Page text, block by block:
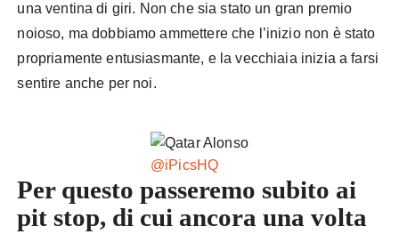
una ventina di giri. Non che sia stato un gran premio
noioso, ma dobbiamo ammettere che l’inizio non è stato
propriamente entusiasmante, e la vecchiaia inizia a farsi
sentire anche per noi.
@iPicsHQ
Per questo passeremo subito ai
pit stop, di cui ancora una volta